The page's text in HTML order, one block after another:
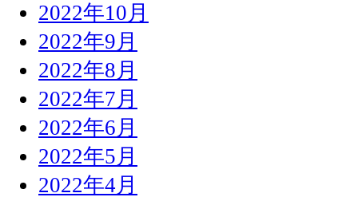
2022年10月
2022年9月
2022年8月
2022年7月
2022年6月
2022年5月
2022年4月